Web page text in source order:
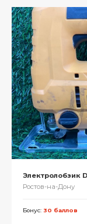
Электролобзик
Ростов-на-Дону
Бонус: 30 баллов